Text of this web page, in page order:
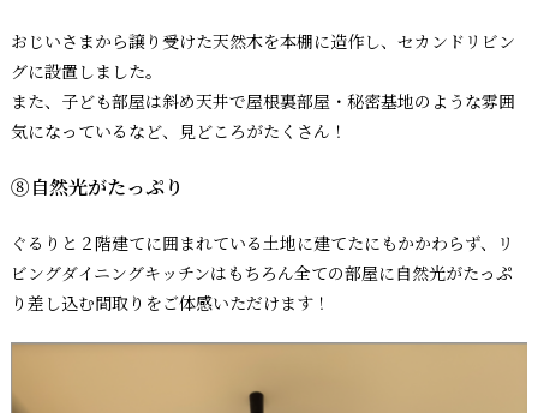
おじいさまから譲り受けた天然木を本棚に造作し、セカンドリビン
グに設置しました。
また、子ども部屋は斜め天井で屋根裏部屋・秘密基地のような雰囲
気になっているなど、見どころがたくさん！
⑧自然光がたっぷり
ぐるりと２階建てに囲まれている土地に建てたにもかかわらず、リ
ビングダイニングキッチンはもちろん全ての部屋に自然光がたっぷ
り差し込む間取りをご体感いただけます！